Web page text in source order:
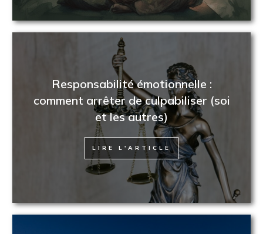
Responsabilité émotionnelle :
comment arrêter de culpabiliser (soi
et les autres)
LIRE L'ARTICLE